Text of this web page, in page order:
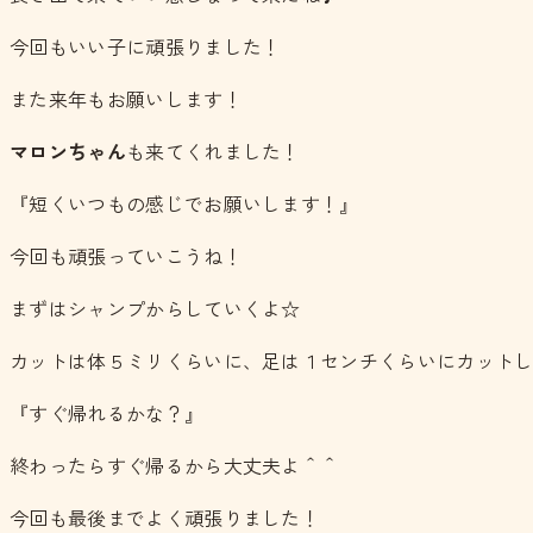
今回もいい子に頑張りました！
また来年もお願いします！
マロンちゃんも来てくれました！
『短くいつもの感じでお願いします！』
今回も頑張っていこうね！
まずはシャンプからしていくよ☆
カットは体５ミリくらいに、足は１センチくらいにカット
『すぐ帰れるかな？』
終わったらすぐ帰るから大丈夫よ＾＾
今回も最後までよく頑張りました！